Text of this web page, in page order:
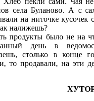
села Буланово. А с
на ниточке кусочек
налижешь?
продукты было не на
день в
столько в конце
то продавали, на эти